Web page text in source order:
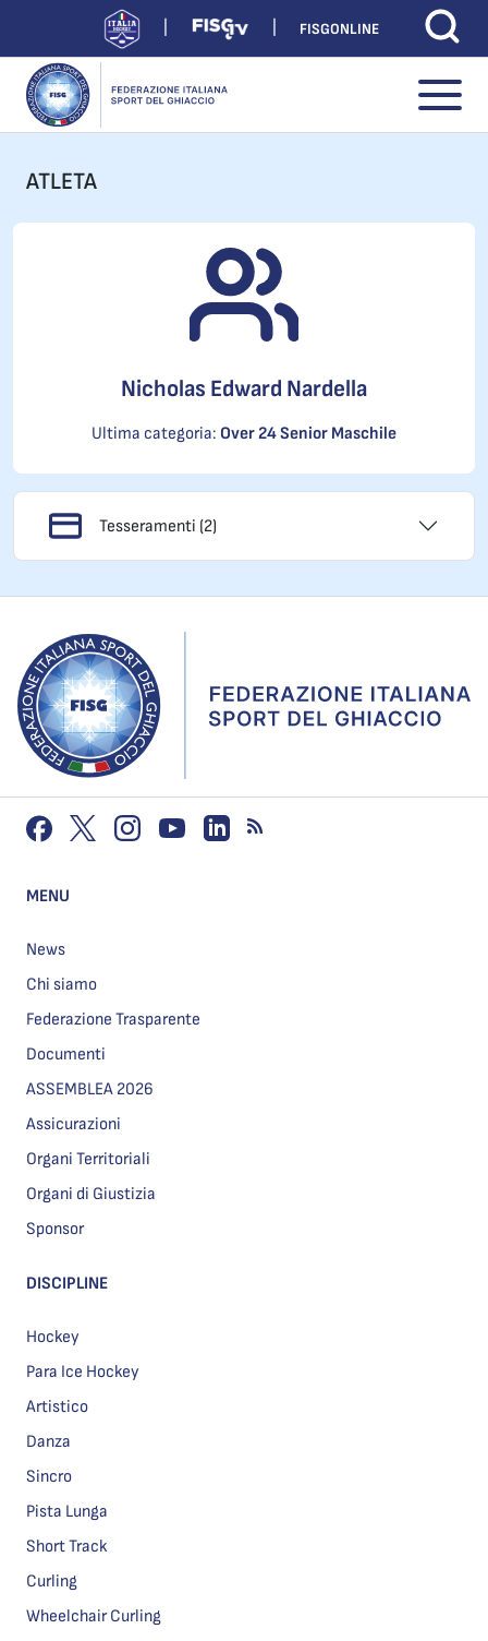
FISGONLINE
ATLETA
Nicholas Edward Nardella
Ultima categoria: Over 24 Senior Maschile
Tesseramenti (2)
MENU
News
Chi siamo
Federazione Trasparente
Documenti
ASSEMBLEA 2026
Assicurazioni
Organi Territoriali
Organi di Giustizia
Sponsor
DISCIPLINE
Hockey
Para Ice Hockey
Artistico
Danza
Sincro
Pista Lunga
Short Track
Curling
Wheelchair Curling